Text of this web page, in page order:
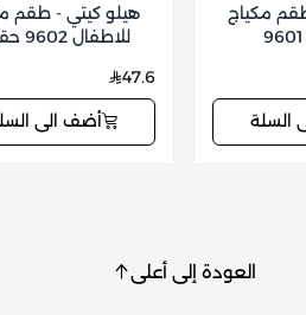
مكياج
السلة
هيلو كيتي - طقم
للاطفال 9602 حقيبه
47.6
أضف الى
العودة إلى أعلى